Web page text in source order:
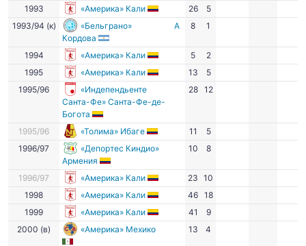
1993
«Америка» Кали 26
5
1993/94 (к)
«Бельграно»
Кордова
А 8 1
1994 «Америка» Кали 5
2
1995
«Америка» Кали 13
5
1995/96
«Индепендьенте
Санта-Фе» Санта-Фе-де-
Богота
28 12
1995/96 «Толима» Ибаге 11
5
1996/97
«Депортес Киндио»
Армения
10 8
1996/97 «Америка» Кали 23 10
1998
«Америка» Кали 46 18
1999
«Америка» Кали 41
9
2000 (в)
«Америка» Мехико 13 4